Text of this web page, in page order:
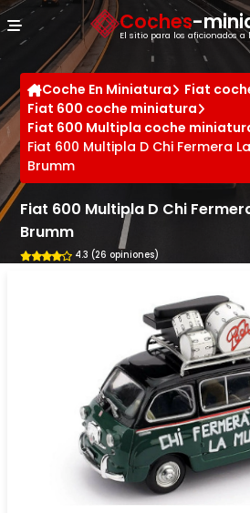
Coches-
El sitio para los aficionados
Coche En Miniatura
Fiat
Fiat 600 coche miniatura
Fiat 600 Multipla coche
Fiat 600 Multipla D Chi Fermera
Brumm
Fiat 600 Multipla D Chi
Brumm
4.3 (26 opiniones)
Panel de gestión de cookies